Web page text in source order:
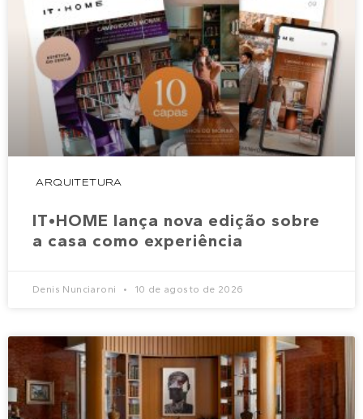
ARQUITETURA
IT•HOME lança nova edição sobre
a casa como experiência
Denis Nunciaroni 10 de agosto de 2026